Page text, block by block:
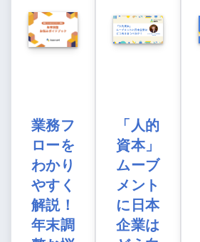
業務フ
ローを
わかり
やすく
解説！
年末調
「人的
資本」
ムーブ
メント
に日本
企業は